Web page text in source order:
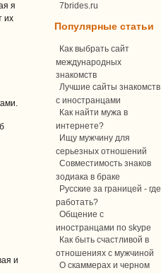
я
их
и
7brides.ru
Популярные статьи
Как выбрать сайт
международных
знакомств
Лучшие сайты знакомств
с иностранцами
Как найти мужа в
интернете?
Ищу мужчину для
серьезных отношений
Совместимость знаков
зодиака в браке
Русские за границей - где
работать?
Общение с
иностранцами по skype
Как быть счастливой в
отношениях с мужчиной
О скаммерах и черном